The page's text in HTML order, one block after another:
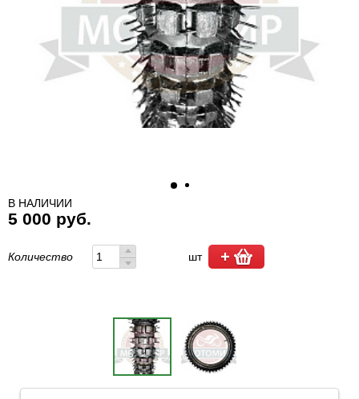
В НАЛИЧИИ
5 000 руб.
Количество шт